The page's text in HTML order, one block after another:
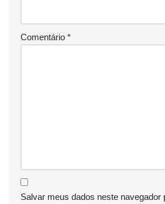
Comentário *
Salvar meus dados neste navegador